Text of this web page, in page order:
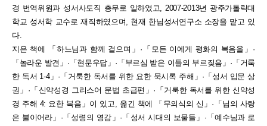
경 번역위원과 성서사도직 총무로 일하였고, 2007-2013년 광주가톨릭대
학교 성서학 교수로 재직하였으며, 현재 한님성서연구소 소장을 맡고 있
다.
지은 책에 「하느님과 함께 걸으며」·「모든 이에게 평화의 복음을」·
「놀라운 발견」·「현문우답」·「부르심 받은 이들의 부르짖음」·「거룩
한 독서 1-4」·「거룩한 독서를 위한 요한 묵시록 주해」·「성서 입문 상
권」·「신약성경 그리스어 문법 초급편」·「거룩한 독서를 위한 신약성
경 주해 4: 요한 복음」이 있고, 옮긴 책에 「무의식의 신」·「님의 사랑
은 불이어라」·「성령의 영감」·「성서 시대의 보물들」·「예수님과 로